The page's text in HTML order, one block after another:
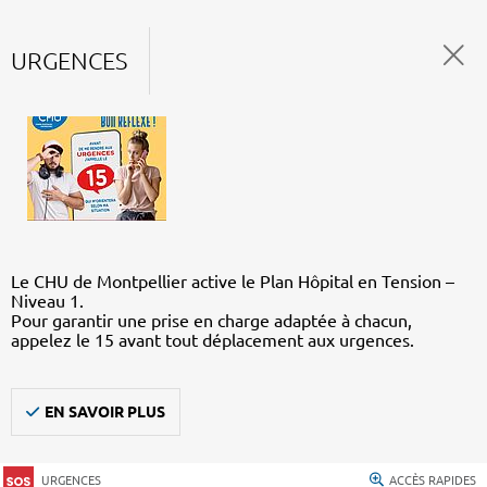
URGENCES
Le CHU de Montpellier active le Plan Hôpital en Tension –
Niveau 1.
Pour garantir une prise en charge adaptée à chacun,
appelez le 15 avant tout déplacement aux urgences.
EN SAVOIR PLUS
URGENCES ACCÈS RAPIDES